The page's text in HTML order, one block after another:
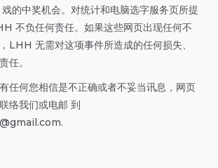
的中奖机会。对统计和电脑选字服务页所提
不负任何责任。如果这些网页出现任何不
LHH 无需对这项事件所造成的任何损失、
任。
任何您相信是不正确或者不妥当讯息，网页
络我们或电邮 到
.